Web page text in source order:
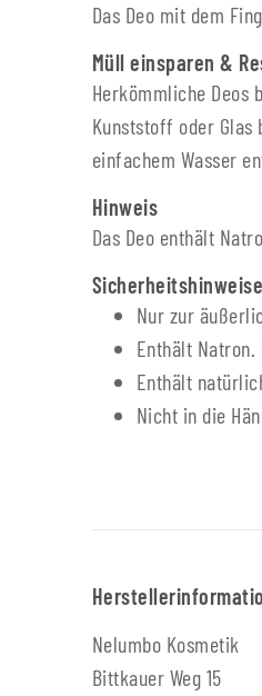
Das Deo mit dem
Müll einsparen &
Herkömmliche Deos
Kunststoff oder
einfachem Wasser
Hinweis
Das Deo enthält
Sicherheitshinweise
Nur zur
Enthält Natron.
Enthält
Nicht in die
Nelumbo Kosmetik
Bittkauer Weg 15